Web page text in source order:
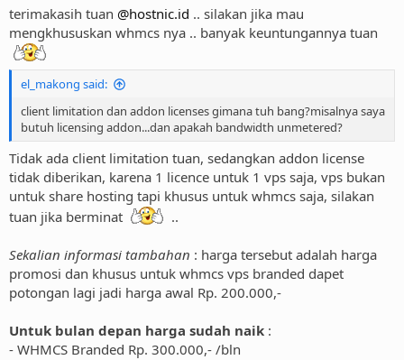
terimakasih tuan @hostnic.id .. silakan jika mau
mengkhususkan whmcs nya .. banyak keuntungannya tuan
el_makong said:
client limitation dan addon licenses gimana tuh bang?misalnya saya
butuh licensing addon...dan apakah bandwidth unmetered?
Tidak ada client limitation tuan, sedangkan addon license
tidak diberikan, karena 1 licence untuk 1 vps saja, vps bukan
untuk share hosting tapi khusus untuk whmcs saja, silakan
tuan jika berminat
..
Sekalian informasi tambahan : harga tersebut adalah harga
promosi dan khusus untuk whmcs vps branded dapet
potongan lagi jadi harga awal Rp. 200.000,-
Untuk bulan depan harga sudah naik :
- WHMCS Branded Rp. 300.000,- /bln